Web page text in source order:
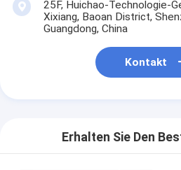
25F, Huichao-Technologie-
Xixiang, Baoan District,
Guangdong, China
Kontakt
Erhalten Sie Den